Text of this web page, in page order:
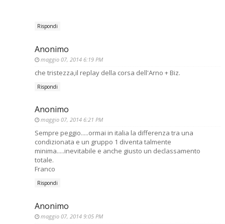
Rispondi
Anonimo
maggio 07, 2014 6:19 PM
che tristezza,il replay della corsa dell'Arno + Biz.
Rispondi
Anonimo
maggio 07, 2014 6:21 PM
Sempre peggio.....ormai in italia la differenza tra una
condizionata e un gruppo 1 diventa talmente
minima.....inevitabile e anche giusto un declassamento
totale.
Franco
Rispondi
Anonimo
maggio 07, 2014 9:05 PM